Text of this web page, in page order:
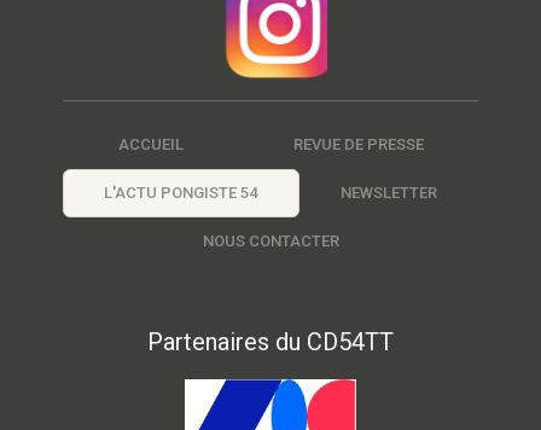
ACCUEIL REVUE DE PRESSE
L'ACTU PONGISTE 54 NEWSLETTER
NOUS CONTACTER
Partenaires du CD54TT